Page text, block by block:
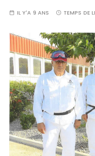
IL Y'A 9 ANS TEMPS DE